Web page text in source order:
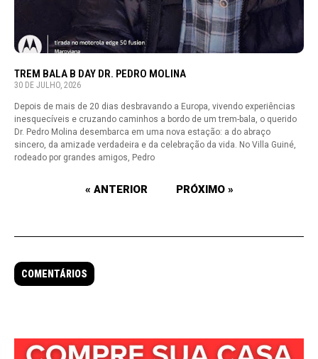
TREM BALA B DAY DR. PEDRO MOLINA
30 DE JULHO, 2026
Depois de mais de 20 dias desbravando a Europa, vivendo experiências
inesquecíveis e cruzando caminhos a bordo de um trem-bala, o querido
Dr. Pedro Molina desembarca em uma nova estação: a do abraço
sincero, da amizade verdadeira e da celebração da vida. No Villa Guiné,
rodeado por grandes amigos, Pedro
« ANTERIOR PRÓXIMO »
COMENTÁRIOS